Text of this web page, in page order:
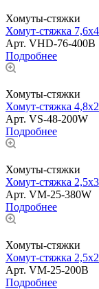
Хомуты-стяжки
Хомут-стяжка
Арт. VHD-76-400B
Подробнее
Хомуты-стяжки
Хомут-стяжка
Арт. VS-48-200W
Подробнее
Хомуты-стяжки
Хомут-стяжка
Арт. VM-25-380W
Подробнее
Хомуты-стяжки
Хомут-стяжка
Арт. VM-25-200B
Подробнее